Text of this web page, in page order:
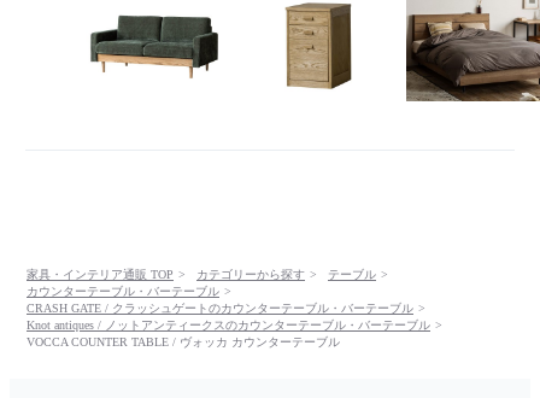
家具・インテリア通販 TOP カテゴリーから探す
テーブル
カウンターテーブル・バーテーブル
CRASH GATE / クラッシュゲートのカウンターテーブル・バーテーブル
Knot antiques / ノットアンティークスのカウンターテーブル・バーテーブル
VOCCA COUNTER TABLE / ヴォッカ カウンターテーブル